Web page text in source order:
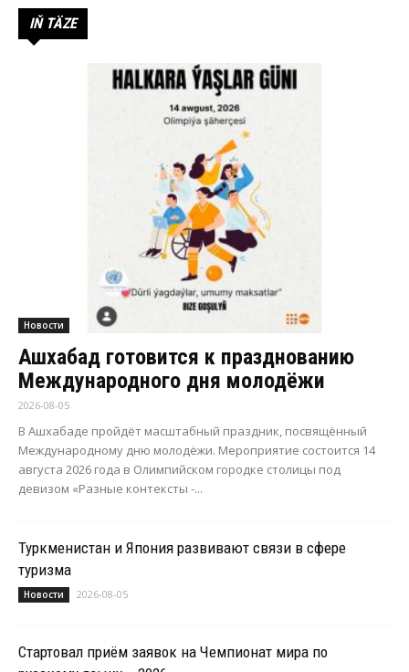
IŇ TÄZE
Новости
Ашхабад готовится к празднованию
Международного дня молодёжи
2026-08-05
В Ашхабаде пройдёт масштабный праздник, посвящённый
Международному дню молодёжи. Мероприятие состоится 14
августа 2026 года в Олимпийском городке столицы под
девизом «Разные контексты -...
Туркменистан и Япония развивают связи в сфере
туризма
Новости 2026-08-05
Стартовал приём заявок на Чемпионат мира по